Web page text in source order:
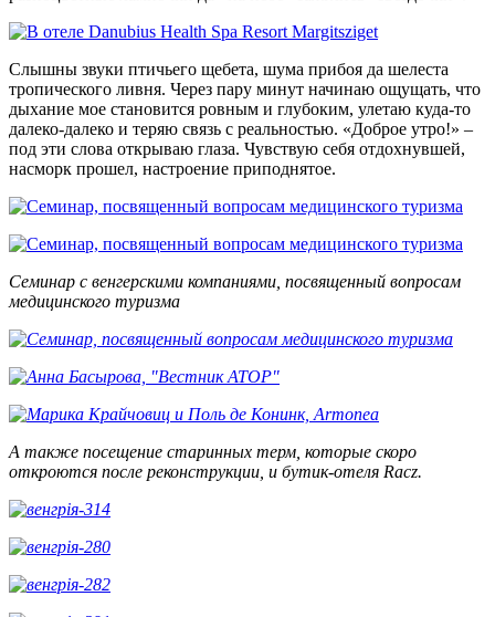
Слышны звуки птичьего щебета, шума прибоя да шелеста
тропического ливня. Через пару минут начинаю ощущать, что
дыхание мое становится ровным и глубоким, улетаю куда-то
далеко-далеко и теряю связь с реальностью. «Доброе утро!» –
под эти слова открываю глаза. Чувствую себя отдохнувшей,
насморк прошел, настроение приподнятое.
Семинар с венгерскими компаниями, посвященный вопросам
медицинского туризма
А также посещение старинных терм, которые скоро
откроются после реконструкции, и бутик-отеля Racz.